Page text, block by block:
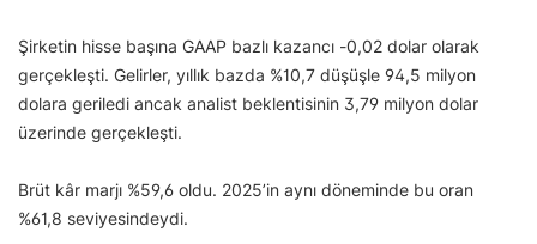
Şirketin hisse başına GAAP bazlı kazancı -0,02 dolar olarak
gerçekleşti. Gelirler, yıllık bazda %10,7 düşüşle 94,5 milyon
dolara geriledi ancak analist beklentisinin 3,79 milyon dolar
üzerinde gerçekleşti.
Brüt kâr marjı %59,6 oldu. 2025’in aynı döneminde bu oran
%61,8 seviyesindeydi.